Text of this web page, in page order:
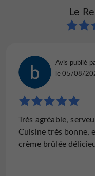
Le
Avis publié
le 05/08/
Très agréable,
Cuisine très bonne,
crème brûlée
Le
Avis publié par
le 21/07/2026
"À recommander"
Très bonne table
agréable